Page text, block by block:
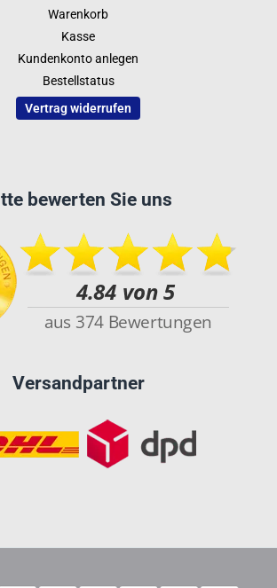
Warenkorb
Kasse
Kundenkonto anlegen
Bestellstatus
Vertrag widerrufen
bewerten Sie uns
Versandpartner